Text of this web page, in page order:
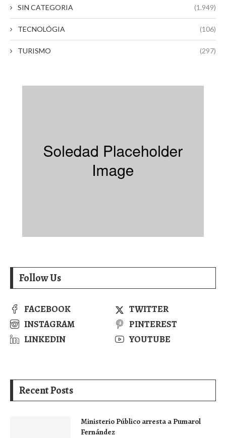
SIN CATEGORIA (1.949)
TECNOLÓGIA (106)
TURISMO (297)
Follow Us
FACEBOOK
TWITTER
INSTAGRAM
PINTEREST
LINKEDIN
YOUTUBE
Recent Posts
Ministerio Público arresta a Pumarol
Fernández